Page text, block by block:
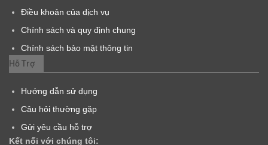
Điều khoản của dịch vụ
Chính sách và quy định chung
Chính sách bảo mật thông tin
Hỗ Trợ
Hướng dẫn sử dụng
Câu hỏi thường gặp
Gửi yêu cầu hỗ trợ
Kết nối với chúng tôi: